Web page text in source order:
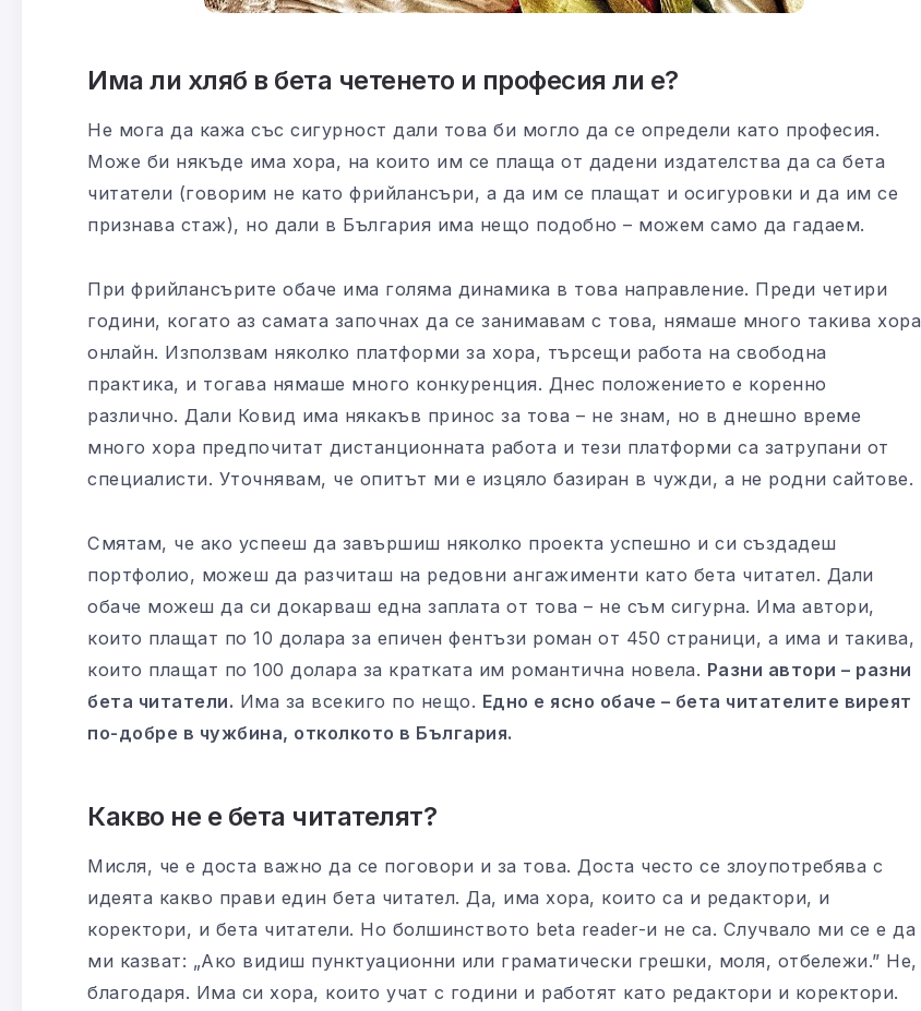
Има ли хляб в бета четенето и професия ли е?
Не мога да кажа със сигурност дали това би могло да се определи като професия.
Може би някъде има хора, на които им се плаща от дадени издателства да са бета
читатели (говорим не като фрийлансъри, а да им се плащат и осигуровки и да им се
признава стаж), но дали в България има нещо подобно – можем само да гадаем.
При фрийлансърите обаче има голяма динамика в това направление. Преди четири
години, когато аз самата започнах да се занимавам с това, нямаше много такива хора
онлайн. Използвам няколко платформи за хора, търсещи работа на свободна
практика, и тогава нямаше много конкуренция. Днес положението е коренно
различно. Дали Ковид има някакъв принос за това – не знам, но в днешно време
много хора предпочитат дистанционната работа и тези платформи са затрупани от
специалисти. Уточнявам, че опитът ми е изцяло базиран в чужди, а не родни сайтове.
Смятам, че ако успееш да завършиш няколко проекта успешно и си създадеш
портфолио, можеш да разчиташ на редовни ангажименти като бета читател. Дали
обаче можеш да си докарваш една заплата от това – не съм сигурна. Има автори,
които плащат по 10 долара за епичен фентъзи роман от 450 страници, а има и такива,
които плащат по 100 долара за кратката им романтична новела. Разни автори – разни
бета читатели. Има за всекиго по нещо. Едно е ясно обаче – бета читателите виреят
по-добре в чужбина, отколкото в България.
Какво не е бета читателят?
Мисля, че е доста важно да се поговори и за това. Доста често се злоупотребява с
идеята какво прави един бета читател. Да, има хора, които са и редактори, и
коректори, и бета читатели. Но болшинството beta reader-и не са. Случвало ми се е да
ми казват: „Ако видиш пунктуационни или граматически грешки, моля, отбележи.” Не,
благодаря. Има си хора, които учат с години и работят като редактори и коректори.